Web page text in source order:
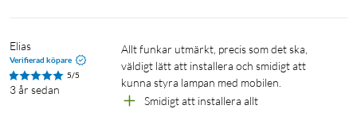
Elias
Verifierad köpare
5/5
3 år sedan
Allt funkar utmärkt, precis som det ska,
väldigt lätt att installera och smidigt att
kunna styra lampan med mobilen.
Smidigt att installera allt